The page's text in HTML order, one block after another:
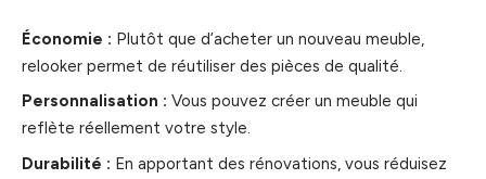
Économie : Plutôt que d’acheter un nouveau meuble,
relooker permet de réutiliser des pièces de qualité.
Personnalisation : Vous pouvez créer un meuble qui
reflète réellement votre style.
Durabilité : En apportant des rénovations, vous réduisez